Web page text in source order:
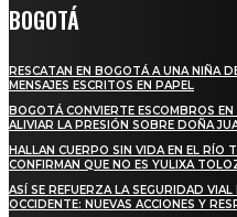
BOGOTÁ
RESCATAN EN BOGOTÁ A UNA NIÑA
MENSAJES ESCRITOS EN PAPEL
BOGOTÁ CONVIERTE ESCOMBROS
ALIVIAR LA PRESIÓN SOBRE DOÑA
HALLAN CUERPO SIN VIDA EN EL RÍO
CONFIRMAN QUE NO ES YULIXA
ASÍ SE REFUERZA LA SEGURIDAD
OCCIDENTE: NUEVAS ACCIONES Y